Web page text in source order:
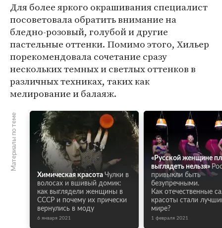
Для более яркого окрашивания специалист
посоветовала обратить внимание на
бледно-розовый, голубой и другие
пастельные оттенки. Помимо этого, Хильер
порекомендовала сочетание сразу
нескольких темных и светлых оттенков в
различных техниках, таких как
мелирование и балаяж.
Материалы по теме
Химическая красота Чулки в
волосах и вшивый домик:
как выглядели женщины в
СССР и почему их прически
вернулись в моду
6 января 2021
«Русской женщине
выглядеть нельзя»
привыкли быть
безупречными.
Как отечественные
красоты стали
мире?
1 февраля 2021